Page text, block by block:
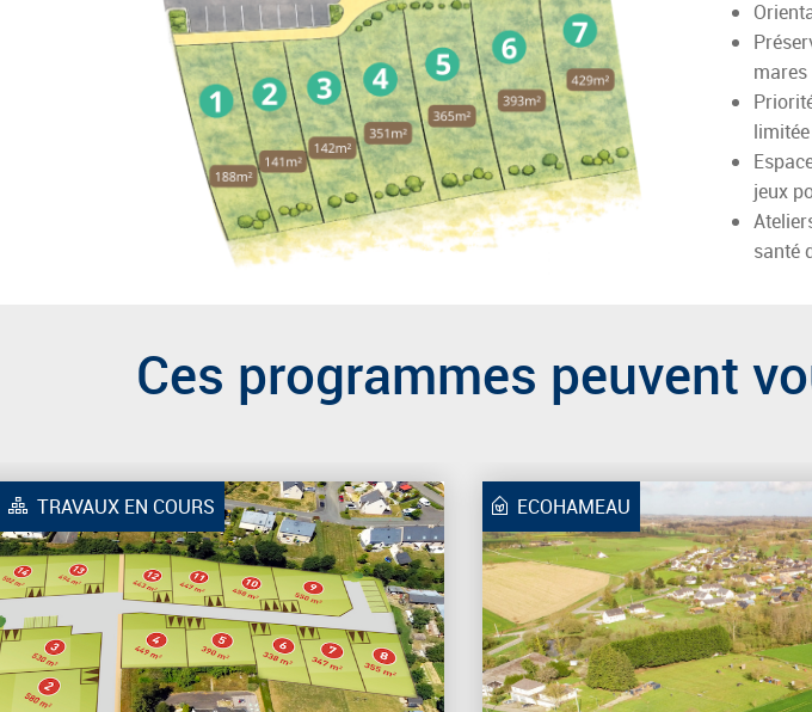
limitée
jeux
santé
Ces programmes peuvent
TRAVAUX EN COURS ECOHAMEAU